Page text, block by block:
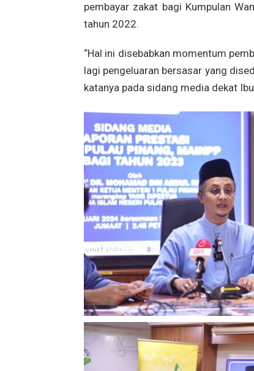
pembayar zakat bagi Kumpulan
tahun 2022.
“Hal ini disebabkan momentum
lagi pengeluaran bersasar yang
katanya pada sidang media dekat